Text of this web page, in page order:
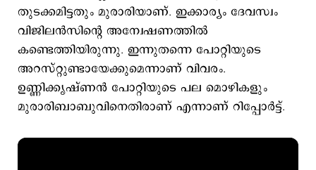
തുടക്കമിട്ടതും മുരാരിയാണ്. ഇക്കാര്യം ദേവസ്വം
വിജിലന്‍സിന്റെ അന്വേഷണത്തില്‍
കണ്ടെത്തിയിരുന്നു. ഇന്നുതന്നെ പോറ്റിയുടെ
അറസ്റ്റുണ്ടായേക്കുമെന്നാണ് വിവരം.
ഉണ്ണിക്കൃഷ്ണന്‍ പോറ്റിയുടെ പല മൊഴികളും
മുരാരിബാബുവിനെതിരാണ് എന്നാണ് റിപ്പോര്‍ട്ട്.